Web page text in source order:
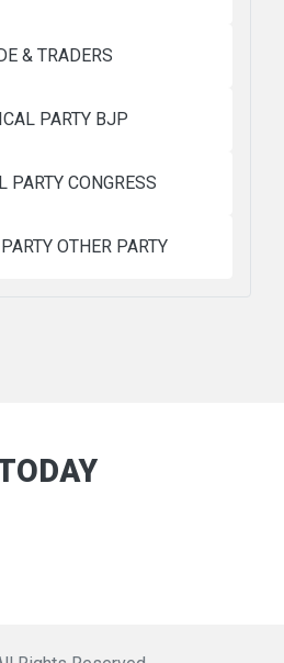
& TRADERS
PARTY BJP
PARTY CONGRESS
OTHER PARTY